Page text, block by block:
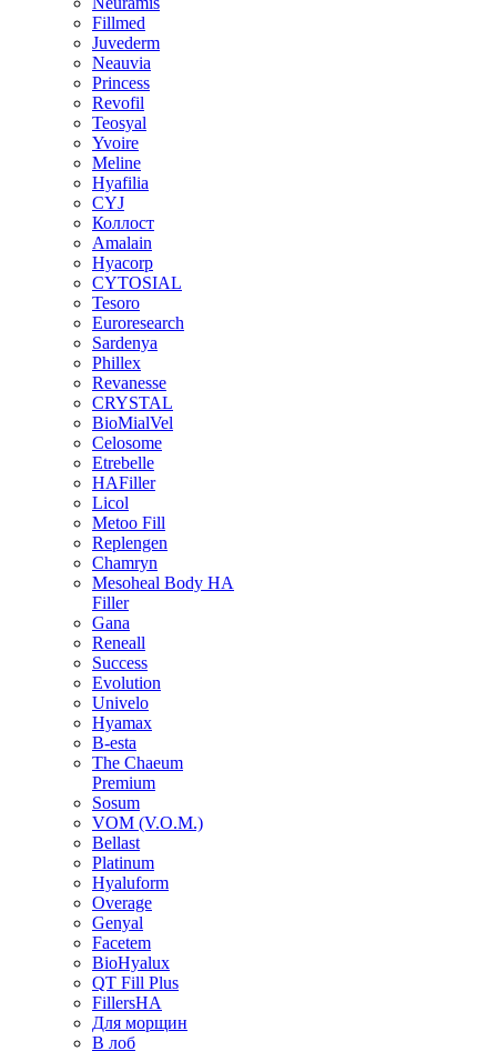
Fillmed
Juvederm
Neauvia
Princess
Revofil
Teosyal
Yvoire
Meline
Hyafilia
CYJ
Коллост
Amalain
Hyacorp
CYTOSIAL
Tesoro
Euroresearch
Sardenya
Phillex
Revanesse
CRYSTAL
BioMialVel
Celosome
Etrebelle
HAFiller
Licol
Metoo Fill
Replengen
Chamryn
Mesoheal Body HA
Filler
Gana
Reneall
Success
Evolution
Univelo
Hyamax
B-esta
The Chaeum
Premium
Sosum
VOM (V.O.M.)
Bellast
Platinum
Hyaluform
Overage
Genyal
Facetem
BioHyalux
QT Fill Plus
FillersHA
Для морщин
В лоб